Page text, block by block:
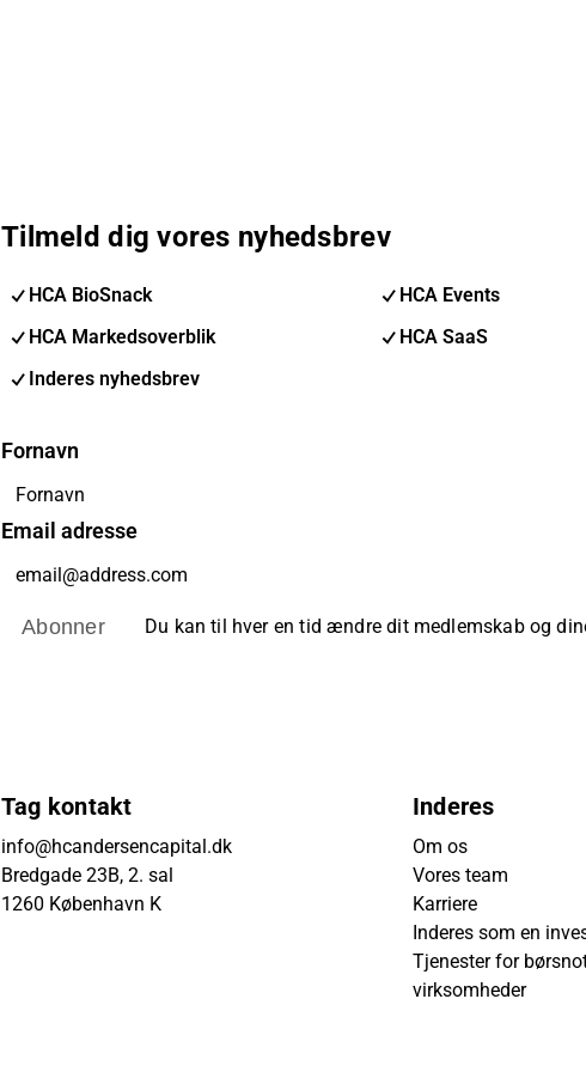
Tilmeld dig vores nyhedsbrev
HCA BioSnack
HCA Events
HCA Markedsoverblik
HCA SaaS
Inderes nyhedsbrev
Fornavn
Email adresse
Abonner Du kan til hver en tid ændre dit medlemskab og
Tag kontakt
info@hcandersencapital.dk
Bredgade 23B, 2. sal
1260 København K
Inderes
Om os
Vores team
Karriere
Inderes som en
Tjenester for
virksomheder